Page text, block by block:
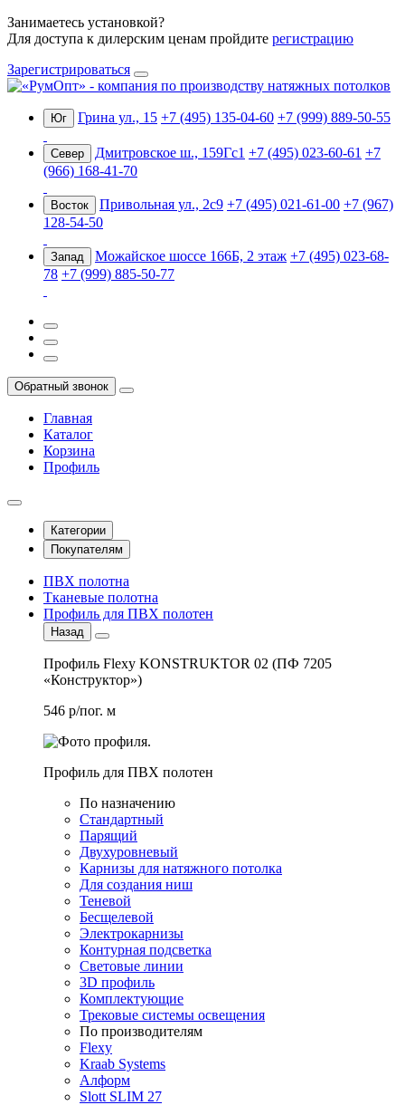
Занимаетесь установкой?
Для доступа к дилерским ценам пройдите регистрацию
Зарегистрироваться
Юг Грина ул., 15 +7 (495) 135-04-60 +7 (999) 889-50-55
Север Дмитровское ш., 159Гс1 +7 (495) 023-60-61 +7
(966) 168-41-70
Восток Привольная ул., 2с9 +7 (495) 021-61-00 +7 (967)
128-54-50
Запад Можайское шоссе 166Б, 2 этаж +7 (495) 023-68-
78 +7 (999) 885-50-77
Обратный звонок
Главная
Каталог
Корзина
Профиль
Категории
Покупателям
ПВХ полотна
Тканевые полотна
Профиль для ПВХ полотен
Назад
Профиль Flexy KONSTRUKTOR 02 (ПФ 7205
«Конструктор»)
546 р/пог. м
Профиль для ПВХ полотен
По назначению
Стандартный
Парящий
Двухуровневый
Карнизы для натяжного потолка
Для создания ниш
Теневой
Бесщелевой
Электрокарнизы
Контурная подсветка
Световые линии
3D профиль
Комплектующие
Трековые системы освещения
По производителям
Flexy
Kraab Systems
Алформ
Slott SLIM 27